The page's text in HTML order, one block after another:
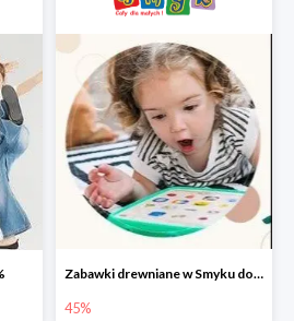
Zabawki drewniane w Smyku do -45%
45%